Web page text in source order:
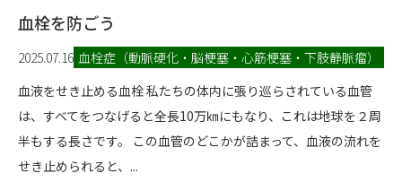
血栓を防ごう
2025.07.16 血栓症（動脈硬化・脳梗塞・心筋梗塞・下肢静脈瘤）
血液をせき止める血栓 私たちの体内に張り巡らされている血管
は、すべてをつなげると全長10万㎞にもなり、これは地球を２周
半もする長さです。 この血管のどこかが詰まって、血液の流れを
せき止められると、...